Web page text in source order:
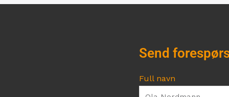
Send
Full navn